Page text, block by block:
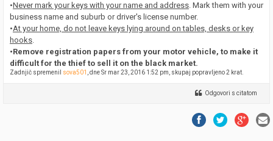
•Never mark your keys with your name and address. Mark them with your
business name and suburb or driver's license number.
•At your home, do not leave keys lying around on tables, desks or key
hooks.
•Remove registration papers from your motor vehicle, to make it
difficult for the thief to sell it on the black market.
Zadnjič spremenil sova501 , dne Sr mar 23, 2016 1:52 pm, skupaj popravljeno 2 krat.
Odgovori s citatom